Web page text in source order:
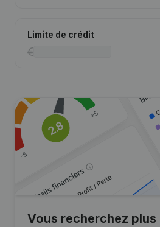
Limite de crédit
Vous recherchez plus